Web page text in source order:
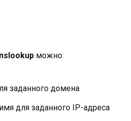
nslookup можно:
заданного домена
для заданного IP-адреса